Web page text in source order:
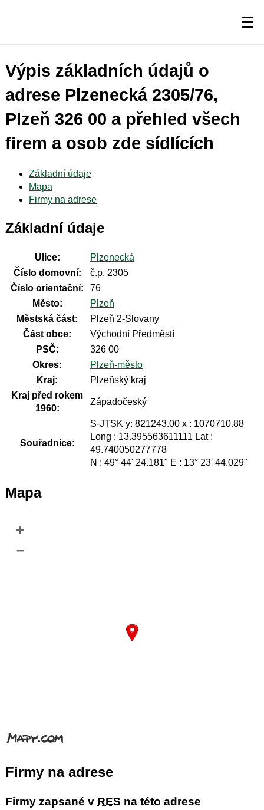
Výpis základních údajů o
adrese Plzenecká 2305/76,
Plzeň 326 00 a přehled všech
firem a osob zde sídlících
Základní údaje
Mapa
Firmy na adrese
Základní údaje
Ulice:
Plzenecká
Číslo domovní:
č.p. 2305
Číslo orientační:
76
Město:
Plzeň
Městská část:
Plzeň 2-Slovany
Část obce:
Východní Předměstí
PSČ:
326 00
Okres:
Plzeň-město
Kraj:
Plzeňský kraj
Kraj před rokem
1960:
Západočeský
Souřadnice:
S-JTSK y: 821243.00 x : 1070710.88
Long : 13.395563611111 Lat :
49.740050277778
N : 49° 44' 24.181" E : 13° 23' 44.029"
Mapa
+
–
Firmy na adrese
Firmy zapsané v RES na této adrese